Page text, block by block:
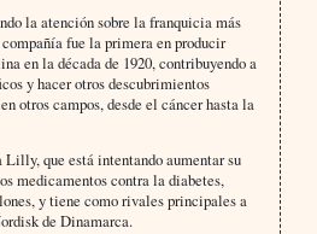
la atención sobre la franquicia más
fue la primera en producir
en la década de 1920, contribuyendo a
y hacer otros descubrimientos
otros campos, desde el cáncer hasta la
que está intentando aumentar su
medicamentos contra la diabetes,
y tiene como rivales principales a
de Dinamarca.